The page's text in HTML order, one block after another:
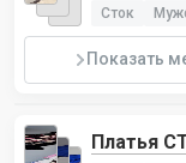
Сток
Показать
Платья